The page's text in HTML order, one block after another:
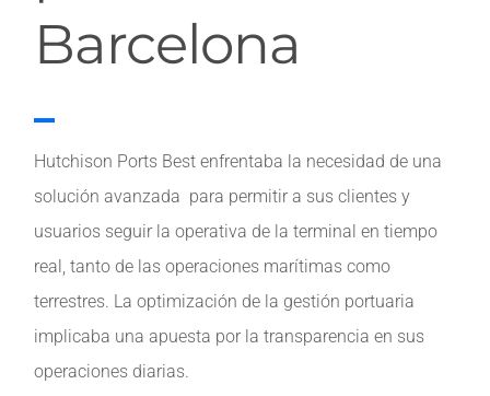
Barcelona
Hutchison Ports Best enfrentaba la necesidad de una
solución avanzada para permitir a sus clientes y
usuarios seguir la operativa de la terminal en tiempo
real, tanto de las operaciones marítimas como
terrestres. La optimización de la gestión portuaria
implicaba una apuesta por la transparencia en sus
operaciones diarias.